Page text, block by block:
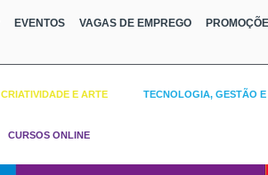
EVENTOS VAGAS DE EMPREGO
CRIATIVIDADE E ARTE TECNOLOGIA, GESTÃO
CURSOS ONLINE